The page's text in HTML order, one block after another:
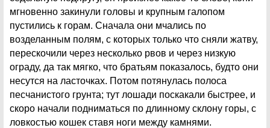
мгновенно закинули головы и крупным галопом
пустились к горам. Сначала они мчались по
возделанным полям, с которых только что сняли жатву,
перескочили через несколько рвов и через низкую
ограду, да так мягко, что братьям показалось, будто они
несутся на ласточках. Потом потянулась полоса
песчанистого грунта; тут лошади поскакали быстрее, и
скоро начали подниматься по длинному склону горы, с
ловкостью кошек ставя ноги между камнями.